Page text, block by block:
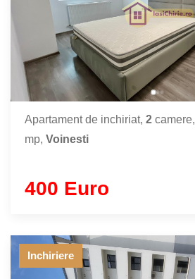
Apartament de inchiriat, 2 camere,
mp, Voinesti
400 Euro
Inchiriere